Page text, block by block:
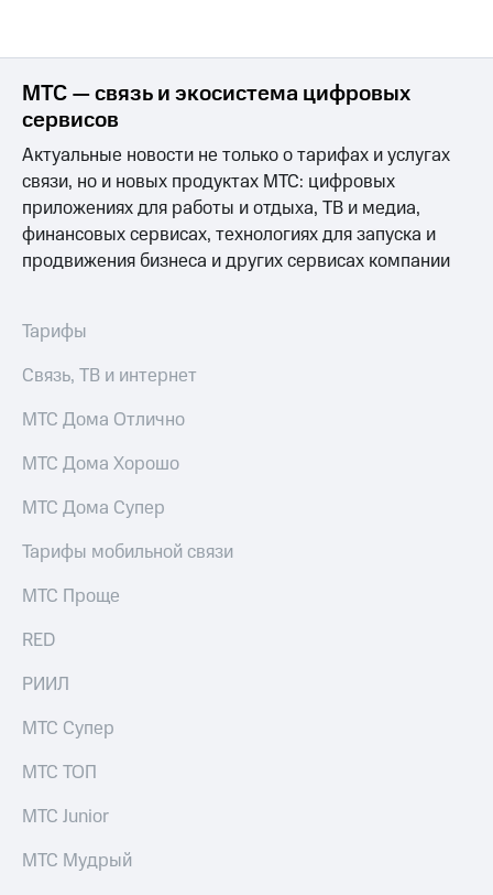
МТС — связь и экосистема цифровых
сервисов
Актуальные новости не только о тарифах и услугах
связи, но и новых продуктах МТС: цифровых
приложениях для работы и отдыха, ТВ и медиа,
финансовых сервисах, технологиях для запуска и
продвижения бизнеса и других сервисах компании
Тарифы
Связь, ТВ и интернет
МТС Дома Отлично
МТС Дома Хорошо
МТС Дома Супер
Тарифы мобильной связи
МТС Проще
RED
РИИЛ
МТС Супер
МТС ТОП
МТС Junior
МТС Мудрый